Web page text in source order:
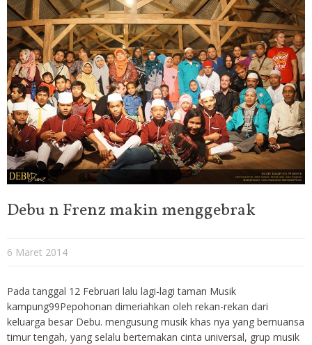
Debu n Frenz makin menggebrak
6 Maret 2014
Pada tanggal 12 Februari lalu lagi-lagi taman Musik
kampung99Pepohonan dimeriahkan oleh rekan-rekan dari
keluarga besar Debu. mengusung musik khas nya yang bernuansa
timur tengah, yang selalu bertemakan cinta universal, grup musik